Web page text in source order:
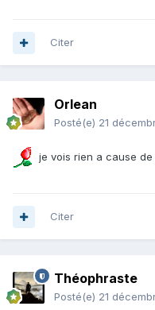
Citer
Orlean
Posté(e) 21
je vois rien a cause de
Citer
Théophraste
Posté(e) 21